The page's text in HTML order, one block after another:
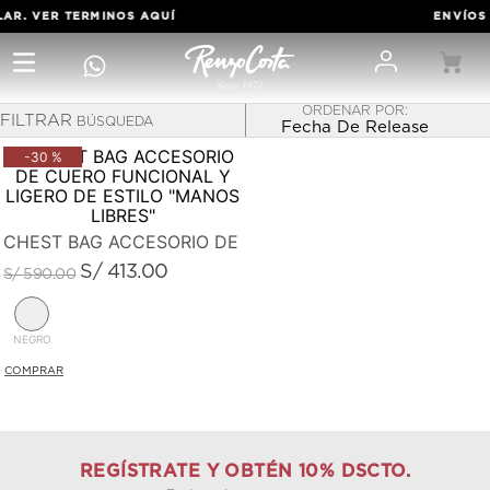
VER TERMINOSAQUÍ ENVÍOS
Fecha De Release
FILTRAR
-30 %
CHEST BAG ACCESORIO DE CUERO FUNCIONAL Y
S/ 590.00 S/ 413.00
NEGRO
REGÍSTRATE Y OBTÉN 10% DSCTO.